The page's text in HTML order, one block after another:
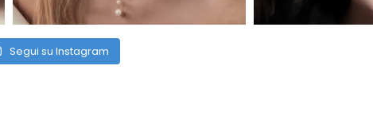
Segui su Instagram